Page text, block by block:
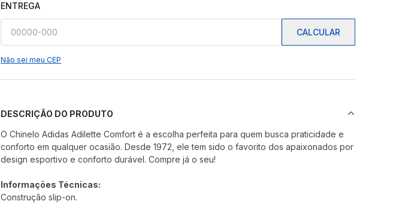
ENTREGA
CALCULAR
Não sei meu CEP
DESCRIÇÃO DO PRODUTO
O Chinelo Adidas Adilette Comfort é a escolha perfeita para quem busca praticidade e
conforto em qualquer ocasião. Desde 1972, ele tem sido o favorito dos apaixonados por
design esportivo e conforto durável. Compre já o seu!
Informações Técnicas:
Construção slip-on.